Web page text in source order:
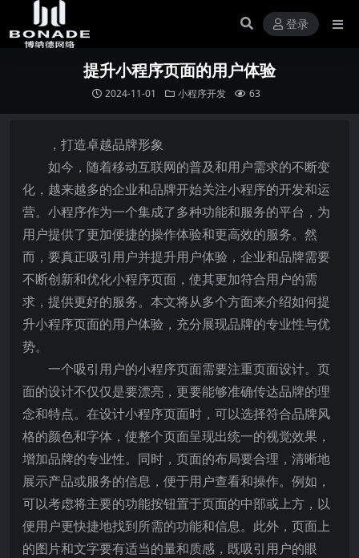
登录
提升小程序页面的用户体验
2024-11-01 小程序开发 63
，打造卓越品牌形象
如今，随着移动互联网的普及和用户需求的不断变
化，越来越多的企业和品牌开始关注小程序的开发和运
营。小程序作为一个集成了多种功能和服务的平台，为
用户提供了更加便捷的操作体验和更高效的服务。然
而，要真正吸引用户并提升用户体验，企业和品牌需要
不断创新和优化小程序页面，使其更加符合用户的需
求，提供更好的服务。本文将从多个方面来介绍如何提
升小程序页面的用户体验，充分展现品牌的专业性与优
势。
一个吸引用户的小程序页面需要注重页面设计。页
面的设计不仅仅是要漂亮，更要能够准确传达品牌的理
念和特点。在设计小程序页面时，可以选择符合品牌风
格的颜色和字体，使整个页面呈现出统一的视觉效果，
增加品牌的专业性。同时，页面的布局要合理，清晰地
展示产品或服务的信息，便于用户查看和操作。例如，
可以考虑将主要的功能按钮置于页面的中部或上方，以
便用户更快捷地找到所需的功能和信息。此外，页面上
的图片和文字要有适当的量和质感，既吸引用户的眼